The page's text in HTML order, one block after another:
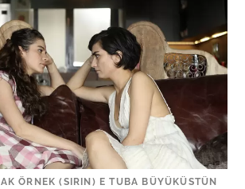
ÖRNEK (SIRIN) E TUBA BÜYÜKÜSTÜN